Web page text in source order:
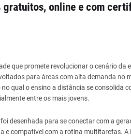
gratuitos, online e com
que promete revolucionar o cenário da
para áreas com alta demanda no
qual o ensino a distância se consolida
entre os mais jovens.
desenhada para se conectar com a
e compatível com a rotina multitarefas.